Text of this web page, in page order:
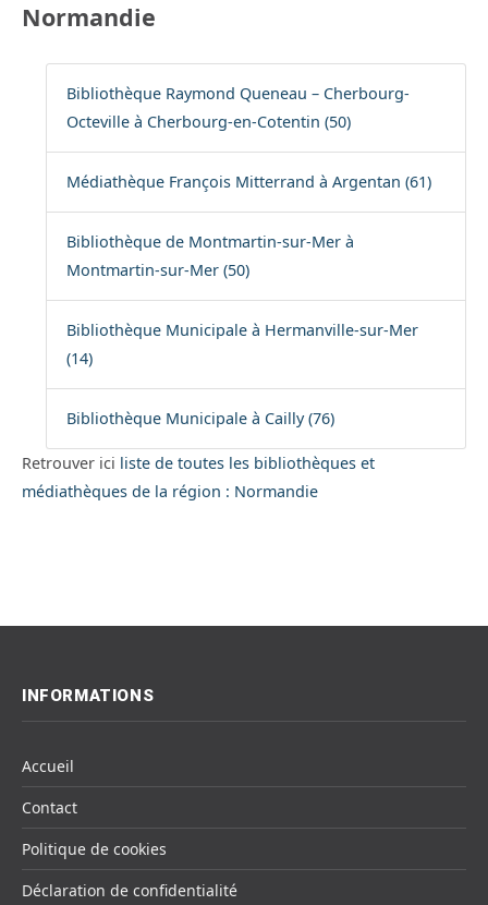
Normandie
Bibliothèque Raymond Queneau – Cherbourg-
Octeville à Cherbourg-en-Cotentin (50)
Médiathèque François Mitterrand à Argentan (61)
Bibliothèque de Montmartin-sur-Mer à
Montmartin-sur-Mer (50)
Bibliothèque Municipale à Hermanville-sur-Mer
(14)
Bibliothèque Municipale à Cailly (76)
Retrouver ici liste de toutes les bibliothèques et
médiathèques de la région : Normandie
INFORMATIONS
Accueil
Contact
Politique de cookies
Déclaration de confidentialité